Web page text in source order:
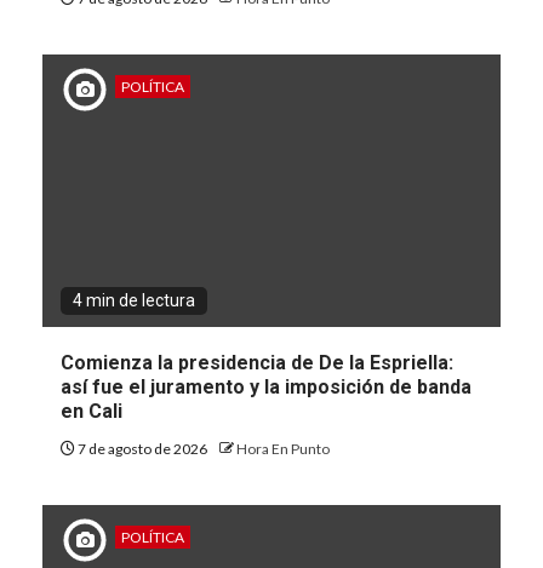
POLÍTICA
4 min de lectura
Comienza la presidencia de De la Espriella:
así fue el juramento y la imposición de banda
en Cali
7 de agosto de 2026 Hora En Punto
POLÍTICA